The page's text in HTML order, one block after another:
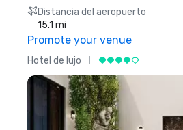
Distancia del aeropuerto
15.1 mi
Promote your venue
Hotel de lujo